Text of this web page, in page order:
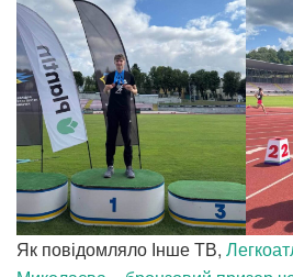
Як повідомляло Інше ТВ,